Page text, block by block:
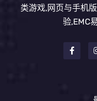
类游戏,网页与手机
验,EMC